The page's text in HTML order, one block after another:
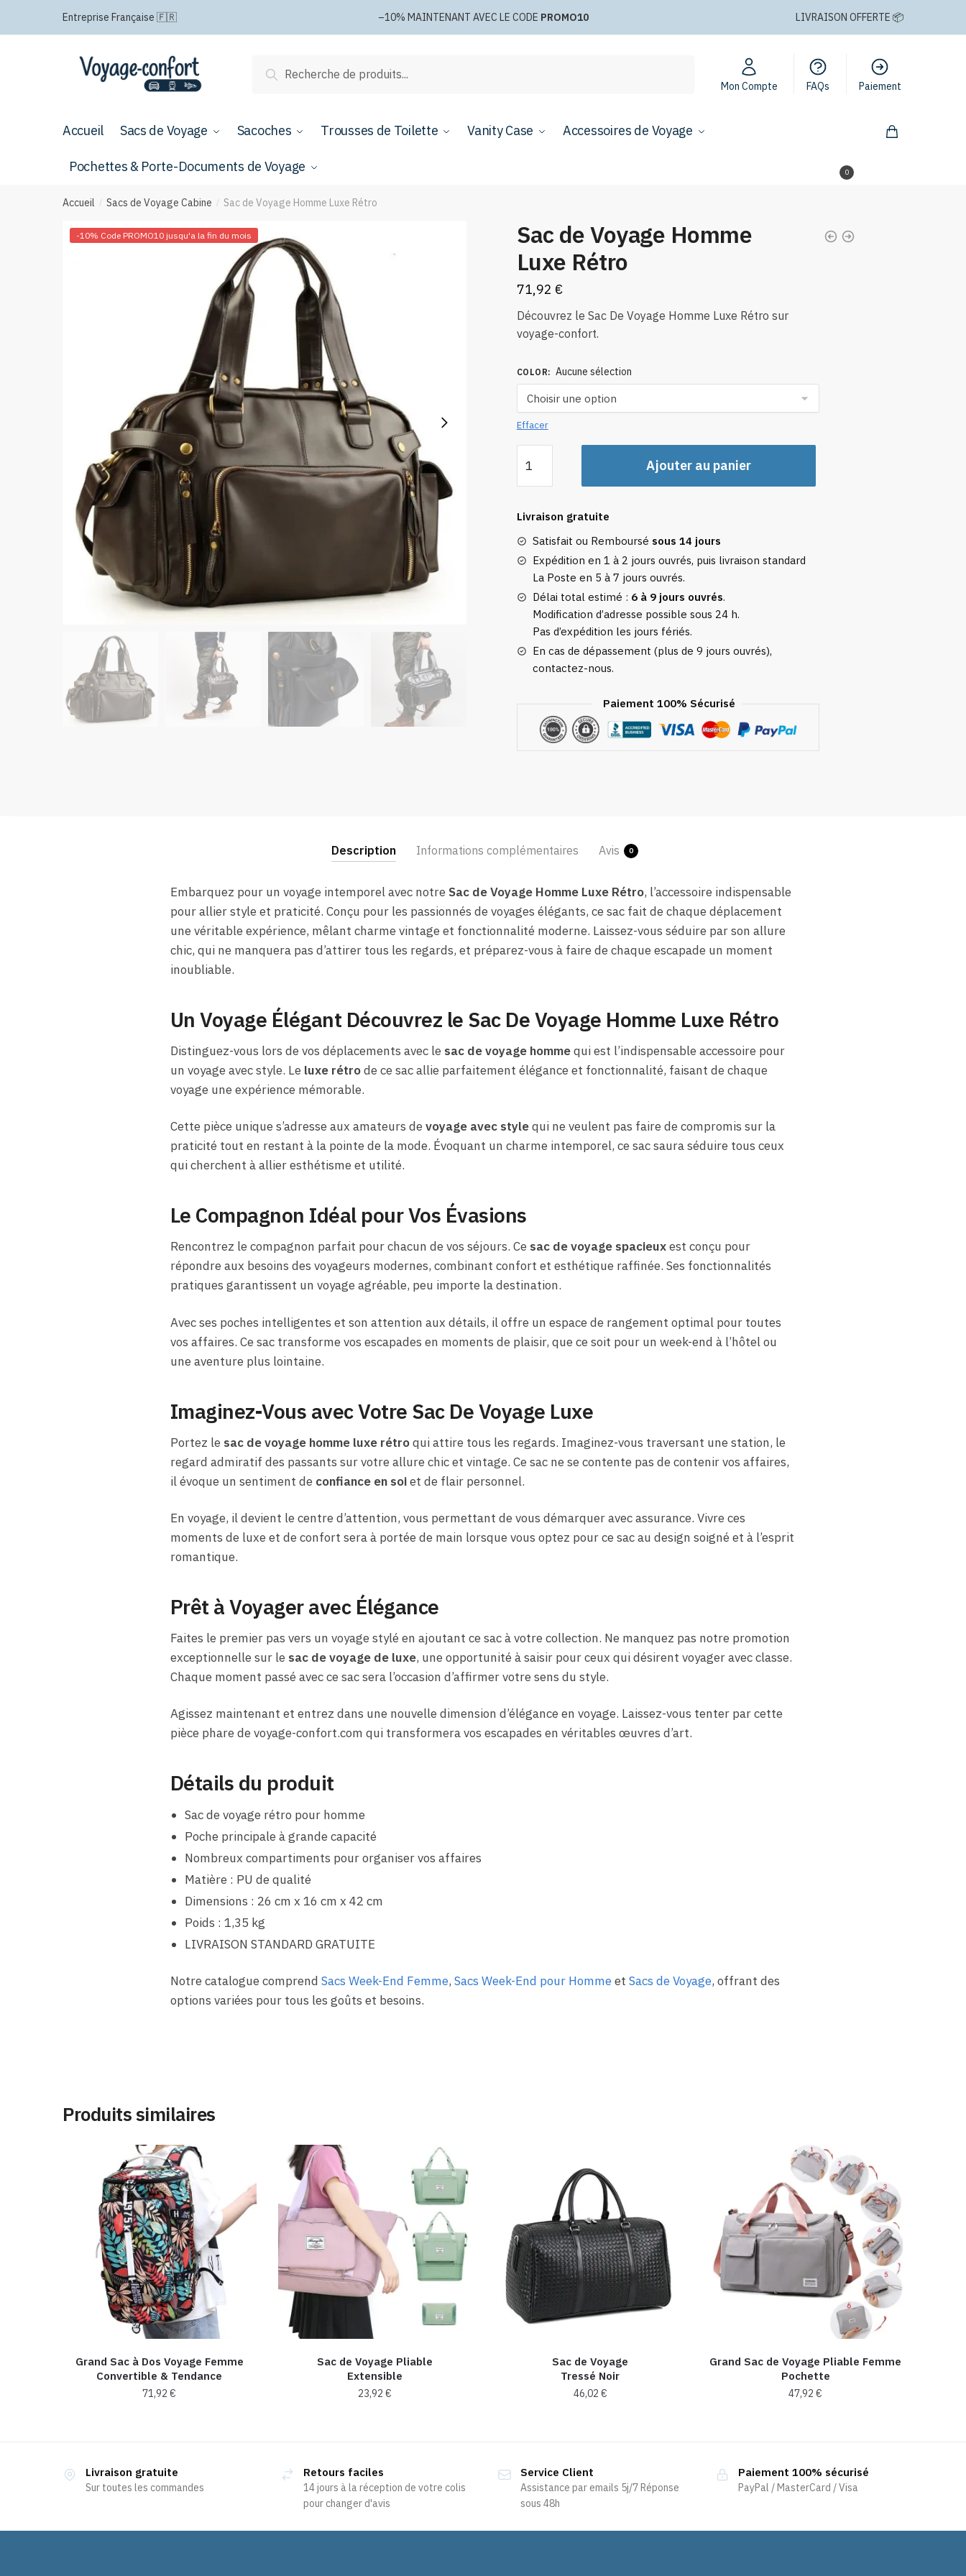
Entreprise Française 🇫🇷 –10% MAINTENANT AVEC LE CODE PROMO10 LIVRAISON OFFERTE 📦
pour :
Recherche
Mon Compte FAQs Paiement
Accueil Sacs de Voyage Sacoches Trousses de Toilette Vanity Case Accessoires de Voyage
Pochettes & Porte-Documents de Voyage 0
Accueil / Sacs de Voyage Cabine / Sac de Voyage Homme Luxe Rétro
-10% Code PROMO10 jusqu'a la fin du mois
Sac de Voyage Homme
Luxe Rétro
71,92 €
Découvrez le Sac De Voyage Homme Luxe Rétro sur
voyage-confort.
COLOR: Aucune sélection
Effacer
de
Sac
Voyage
Homme
Luxe
Rétro
Ajouter au panier
Livraison gratuite
Satisfait ou Remboursé sous 14 jours
Expédition en 1 à 2 jours ouvrés, puis livraison standard
La Poste en 5 à 7 jours ouvrés.
Délai total estimé : 6 à 9 jours ouvrés.
Modification d’adresse possible sous 24 h.
Pas d’expédition les jours fériés.
En cas de dépassement (plus de 9 jours ouvrés),
contactez-nous.
Paiement 100% Sécurisé
Description Informations complémentaires Avis 0
Embarquez pour un voyage intemporel avec notre Sac de Voyage Homme Luxe Rétro, l’accessoire indispensable
pour allier style et praticité. Conçu pour les passionnés de voyages élégants, ce sac fait de chaque déplacement
une véritable expérience, mêlant charme vintage et fonctionnalité moderne. Laissez-vous séduire par son allure
chic, qui ne manquera pas d’attirer tous les regards, et préparez-vous à faire de chaque escapade un moment
inoubliable.
Un Voyage Élégant Découvrez le Sac De Voyage Homme Luxe Rétro
Distinguez-vous lors de vos déplacements avec le sac de voyage hommequi est l’indispensable accessoire pour
un voyage avec style. Le luxe rétrode ce sac allie parfaitement élégance et fonctionnalité, faisant de chaque
voyage une expérience mémorable.
Cette pièce unique s’adresse aux amateurs devoyage avec stylequi ne veulent pas faire de compromis sur la
praticité tout en restant à la pointe de la mode. Évoquant un charme intemporel, ce sac saura séduire tous ceux
qui cherchent à allier esthétisme et utilité.
Le Compagnon Idéal pour Vos Évasions
Rencontrez le compagnon parfait pour chacun de vos séjours. Ce sac de voyage spacieuxest conçu pour
répondre aux besoins des voyageurs modernes, combinant confort et esthétique raffinée. Ses fonctionnalités
pratiques garantissent un voyage agréable, peu importe la destination.
Avec ses poches intelligentes et son attention aux détails, il offre un espace de rangement optimal pour toutes
vos affaires. Ce sac transforme vos escapades en moments de plaisir, que ce soit pour un week-end à l’hôtel ou
une aventure plus lointaine.
Imaginez-Vous avec Votre Sac De Voyage Luxe
Portez le sac de voyage homme luxe rétroqui attire tous les regards. Imaginez-vous traversant une station, le
regard admiratif des passants sur votre allure chic et vintage. Ce sac ne se contente pas de contenir vos affaires,
il évoque un sentiment de confiance en soiet de flair personnel.
En voyage, il devient le centre d’attention, vous permettant de vous démarquer avec assurance. Vivre ces
moments de luxe et de confort sera à portée de main lorsque vous optez pour ce sac au design soigné et à l’esprit
romantique.
Prêt à Voyager avec Élégance
Faites le premier pas vers un voyage stylé en ajoutant ce sac à votre collection. Ne manquez pas notre promotion
exceptionnelle sur le sac de voyage de luxe, une opportunité à saisir pour ceux qui désirent voyager avec classe.
Chaque moment passé avec ce sac sera l’occasion d’affirmer votre sens du style.
Agissez maintenant et entrez dans une nouvelle dimension d’élégance en voyage. Laissez-vous tenter par cette
pièce phare de voyage-confort.com qui transformera vos escapades en véritables œuvres d’art.
Détails du produit
Sac de voyage rétro pour homme
Poche principale à grande capacité
Nombreux compartiments pour organiser vos affaires
Matière : PU de qualité
Dimensions : 26 cm x 16 cm x 42 cm
Poids : 1,35 kg
LIVRAISON STANDARD GRATUITE
Notre catalogue comprend Sacs Week-End Femme, Sacs Week-End pour Hommeet Sacs de Voyage, offrant des
options variées pour tous les goûts et besoins.
Produits similaires
Grand Sac à Dos Voyage Femme
Convertible & Tendance
71,92€
plusieurs
variations.
options
Sac de Voyage Pliable
Extensible
23,92 €
plusieurs
variations.
Les
options
Sac de Voyage
Tressé Noir
46,02 €
Grand Sac de Voyage Pliable Femme
Pochette
47,92€
plusieurs
variations.
options
Livraison gratuite
Sur toutes les commandes
Retours faciles
14 jours à la réception de votre colis
pour changer d'avis
Service Client
Assistance par emails 5j/7 Réponse
sous 48h
Paiement 100% sécurisé
PayPal / MasterCard / Visa